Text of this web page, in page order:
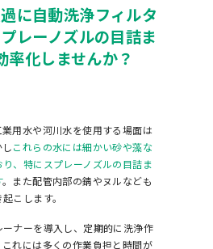
に自動洗浄フィルタ
レーノズルの目詰ま
率化しませんか？
用水や河川水を使用する場面は
これらの水には細かい砂や藻な
、特にスプレーノズルの目詰ま
。また配管内部の錆やヌルなども
こします。
ナーを導入し、定期的に洗浄作
れには多くの作業負担と時間が